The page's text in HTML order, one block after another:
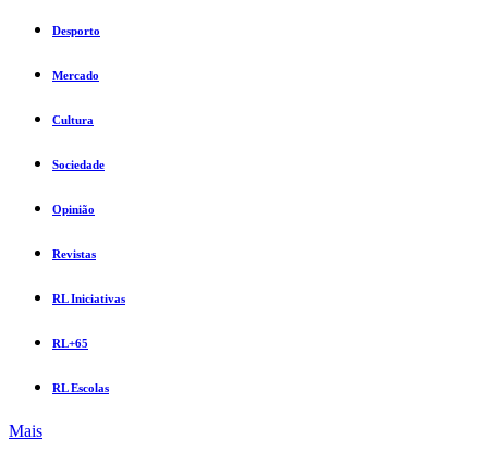
Desporto
Mercado
Cultura
Sociedade
Opinião
Revistas
RL Iniciativas
RL+65
RL Escolas
Mais